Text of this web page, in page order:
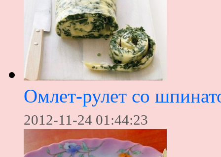
Омлет-рулет со
2012-11-24 01:44:23